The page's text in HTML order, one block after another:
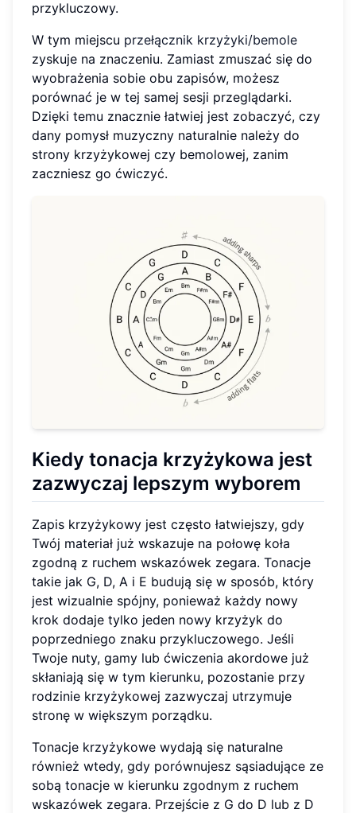
przykluczowy.
W tym miejscu przełącznik krzyżyki/bemole
zyskuje na znaczeniu. Zamiast zmuszać się do
wyobrażenia sobie obu zapisów, możesz
porównać je w tej samej sesji przeglądarki.
Dzięki temu znacznie łatwiej jest zobaczyć, czy
dany pomysł muzyczny naturalnie należy do
strony krzyżykowej czy bemolowej, zanim
zaczniesz go ćwiczyć.
Kiedy tonacja krzyżykowa jest
zazwyczaj lepszym wyborem
Zapis krzyżykowy jest często łatwiejszy, gdy
Twój materiał już wskazuje na połowę koła
zgodną z ruchem wskazówek zegara. Tonacje
takie jak G, D, A i E budują się w sposób, który
jest wizualnie spójny, ponieważ każdy nowy
krok dodaje tylko jeden nowy krzyżyk do
poprzedniego znaku przykluczowego. Jeśli
Twoje nuty, gamy lub ćwiczenia akordowe już
skłaniają się w tym kierunku, pozostanie przy
rodzinie krzyżykowej zazwyczaj utrzymuje
stronę w większym porządku.
Tonacje krzyżykowe wydają się naturalne
również wtedy, gdy porównujesz sąsiadujące ze
sobą tonacje w kierunku zgodnym z ruchem
wskazówek zegara. Przejście z G do D lub z D